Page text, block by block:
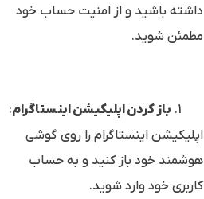
داشته باشید و از امنیت حساب خود
مطمئن شوید.
باز کردن اپلیکیشن اینستاگرام:
اپلیکیشن اینستاگرام را روی گوشی
هوشمند خود باز کنید و به حساب
کاربری خود وارد شوید.